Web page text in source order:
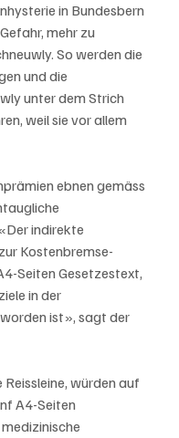
in Bundesbern
mehr zu
So werden die
und die
unter dem Strich
weil sie vor allem
ebnen gemäss
indirekte
Kostenbremse-
Seiten Gesetzestext,
in der
ist», sagt der
würden auf
A4-Seiten